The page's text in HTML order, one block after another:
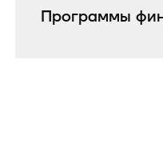
Программы